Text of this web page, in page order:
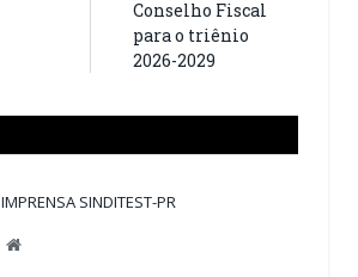
Conselho Fiscal
para o triênio
2026-2029
IMPRENSA SINDITEST-PR
Website